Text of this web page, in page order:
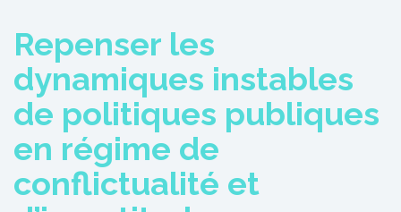
Repenser les
dynamiques instables
de politiques publiques
en régime de
conflictualité et